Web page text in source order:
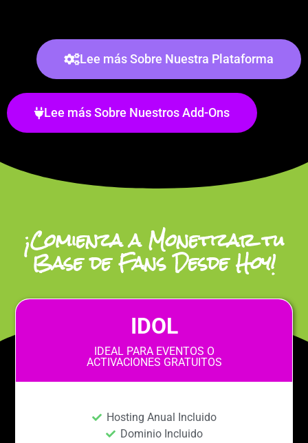
Lee más Sobre Nuestra Plataforma
Lee más Sobre Nuestros Add-Ons
¡Comienza a Monetizar tu
Base de Fans Desde Hoy!
IDOL
IDEAL PARA EVENTOS O
ACTIVACIONES GRATUITOS
Hosting Anual Incluido
Dominio Incluido